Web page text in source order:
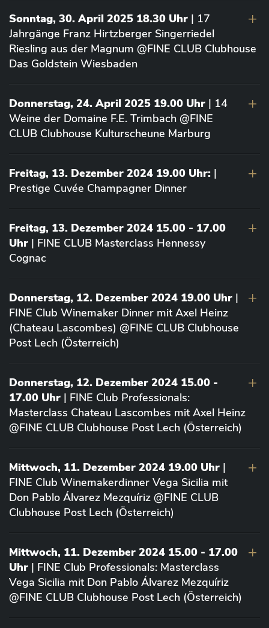
Sonntag, 30. April 2025 18.30 Uhr | 17
Jahrgänge Franz Hirtzberger Singerriedel
Riesling aus der Magnum @FINE CLUB Clubhouse
Das Goldstein Wiesbaden
Donnerstag, 24. April 2025 19.00 Uhr | 14
Weine der Domaine F.E. Trimbach @FINE
CLUB Clubhouse Kulturscheune Marburg
Freitag, 13. Dezember 2024 19.00 Uhr: |
Prestige Cuvée Champagner Dinner
Freitag, 13. Dezember 2024 15.00 - 17.00
Uhr | FINE CLUB Masterclass Hennessy
Cognac
Donnerstag, 12. Dezember 2024 19.00 Uhr |
FINE Club Winemaker Dinner mit Axel Heinz
(Chateau Lascombes) @FINE CLUB Clubhouse
Post Lech (Österreich)
Donnerstag, 12. Dezember 2024 15.00 -
17.00 Uhr | FINE Club Professionals:
Masterclass Chateau Lascombes mit Axel Heinz
@FINE CLUB Clubhouse Post Lech (Österreich)
Mittwoch, 11. Dezember 2024 19.00 Uhr |
FINE Club Winemakerdinner Vega Sicilia mit
Don Pablo Álvarez Mezquíriz @FINE CLUB
Clubhouse Post Lech (Österreich)
Mittwoch, 11. Dezember 2024 15.00 - 17.00
Uhr | FINE Club Professionals: Masterclass
Vega Sicilia mit Don Pablo Álvarez Mezquíriz
@FINE CLUB Clubhouse Post Lech (Österreich)